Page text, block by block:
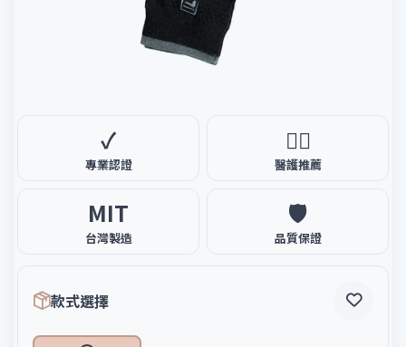
✓
專業認證
🧑‍⚕️
醫護推薦
MIT
台灣製造
🛡️
品質保證
款式選擇